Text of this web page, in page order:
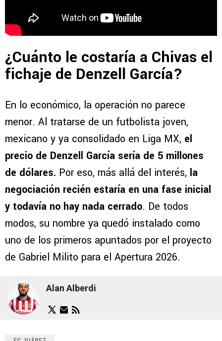
¿Cuánto le costaría a Chivas el
fichaje de Denzell García?
En lo económico, la operación no parece
menor. Al tratarse de un futbolista joven,
mexicano y ya consolidado en Liga MX, el
precio de Denzell García sería de 5 millones
de dólares. Por eso, más allá del interés, la
negociación recién estaría en una fase inicial
y todavía no hay nada cerrado. De todos
modos, su nombre ya quedó instalado como
uno de los primeros apuntados por el proyecto
de Gabriel Milito para el Apertura 2026.
Alan Alberdi